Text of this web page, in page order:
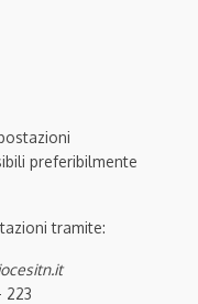
preferibilmente
tramite:
223